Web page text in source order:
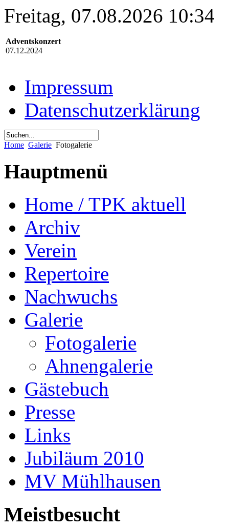
Freitag, 07.08.2026 10:34
Adventskonzert
07.12.2024
Impressum
Datenschutzerklärung
Home Galerie Fotogalerie
Hauptmenü
Home / TPK aktuell
Archiv
Verein
Repertoire
Nachwuchs
Galerie
Fotogalerie
Ahnengalerie
Gästebuch
Presse
Links
Jubiläum 2010
MV Mühlhausen
Meistbesucht